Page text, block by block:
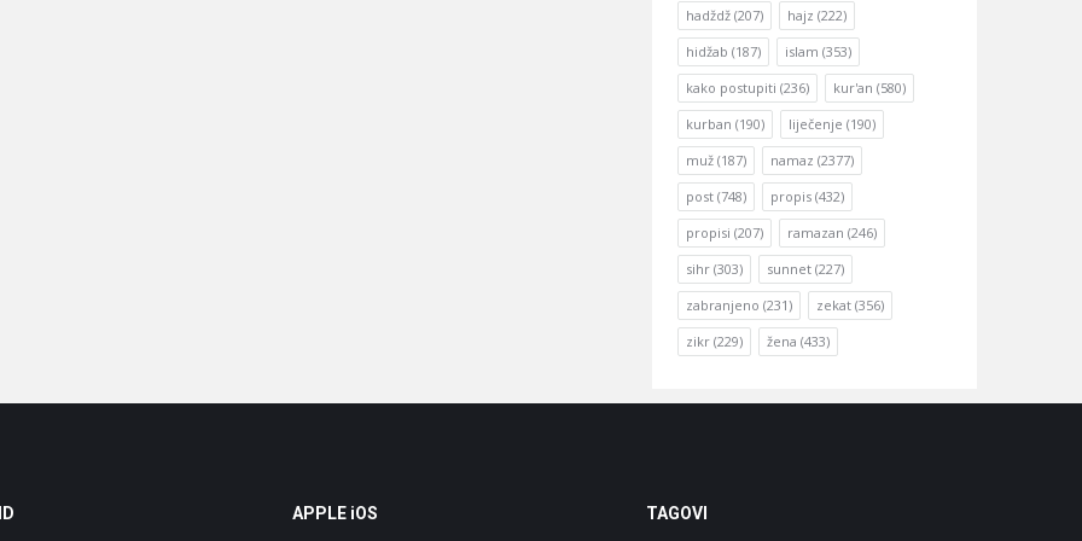
hadždž (207) hajz (222)
hidžab (187) islam (353)
kako postupiti (236) kur'an (580)
kurban (190) liječenje (190)
muž (187) namaz (2377)
post (748) propis (432)
propisi (207) ramazan (246)
sihr (303) sunnet (227)
zabranjeno (231) zekat (356)
zikr (229) žena (433)
APPLE iOS TAGOVI